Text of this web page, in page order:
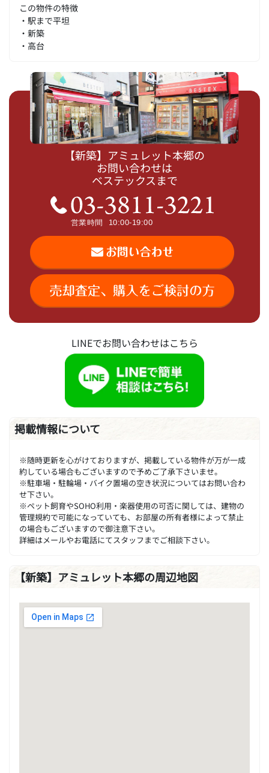
この物件の特徴
・駅まで平坦
・新築
・高台
【新築】アミュレット本郷の
お問い合わせは
ベステックスまで
LINEでお問い合わせはこちら
掲載情報について
※随時更新を心がけておりますが、掲載している物件が万が一成
約している場合もございますので予めご了承下さいませ。
※駐車場・駐輪場・バイク置場の空き状況についてはお問い合わ
せ下さい。
※ペット飼育やSOHO利用・楽器使用の可否に関しては、建物の
管理規約で可能になっていても、お部屋の所有者様によって禁止
の場合もございますので御注意下さい。
詳細はメールやお電話にてスタッフまでご相談下さい。
【新築】アミュレット本郷の周辺地図